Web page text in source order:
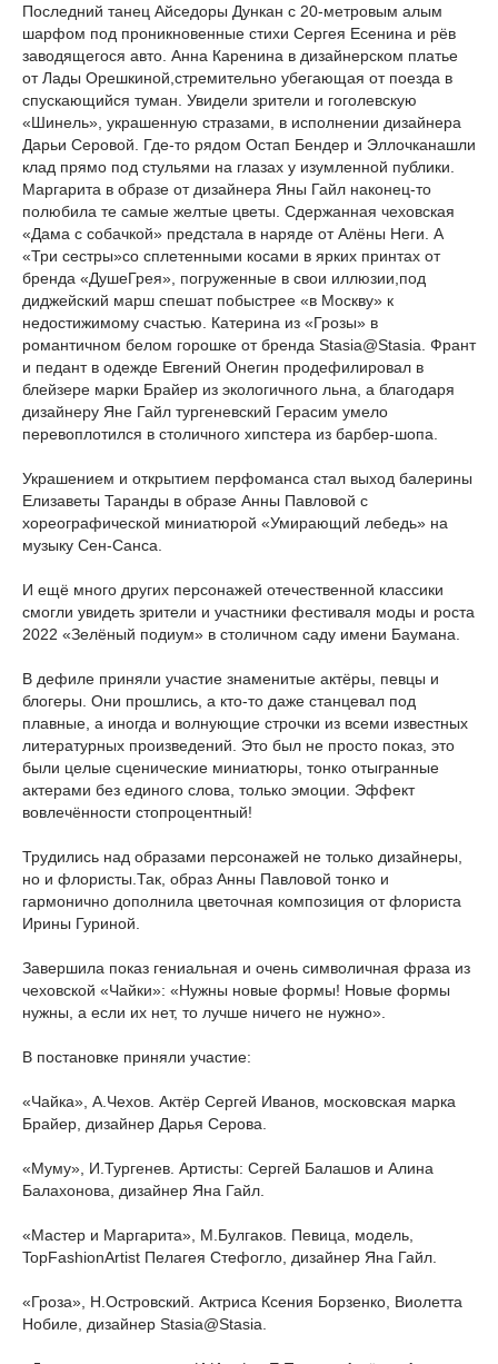
Последний танец Айседоры Дункан с 20-метровым алым
шарфом под проникновенные стихи Сергея Есенина и рёв
заводящегося авто. Анна Каренина в дизайнерском платье
от Лады Орешкиной,стремительно убегающая от поезда в
спускающийся туман. Увидели зрители и гоголевскую
«Шинель», украшенную стразами, в исполнении дизайнера
Дарьи Серовой. Где-то рядом Остап Бендер и Эллочканашли
клад прямо под стульями на глазах у изумленной публики.
Маргарита в образе от дизайнера Яны Гайл наконец-то
полюбила те самые желтые цветы. Сдержанная чеховская
«Дама с собачкой» предстала в наряде от Алёны Неги. А
«Три сестры»со сплетенными косами в ярких принтах от
бренда «ДушеГрея», погруженные в свои иллюзии,под
диджейский марш спешат побыстрее «в Москву» к
недостижимому счастью. Катерина из «Грозы» в
романтичном белом горошке от бренда Stasia@Stasia. Франт
и педант в одежде Евгений Онегин продефилировал в
блейзере марки Брайер из экологичного льна, а благодаря
дизайнеру Яне Гайл тургеневский Герасим умело
перевоплотился в столичного хипстера из барбер-шопа.
Украшением и открытием перфоманса стал выход балерины
Елизаветы Таранды в образе Анны Павловой с
хореографической миниатюрой «Умирающий лебедь» на
музыку Сен-Санса.
И ещё много других персонажей отечественной классики
смогли увидеть зрители и участники фестиваля моды и роста
2022 «Зелёный подиум» в столичном саду имени Баумана.
В дефиле приняли участие знаменитые актёры, певцы и
блогеры. Они прошлись, а кто-то даже станцевал под
плавные, а иногда и волнующие строчки из всеми известных
литературных произведений. Это был не просто показ, это
были целые сценические миниатюры, тонко отыгранные
актерами без единого слова, только эмоции. Эффект
вовлечённости стопроцентный!
Трудились над образами персонажей не только дизайнеры,
но и флористы.Так, образ Анны Павловой тонко и
гармонично дополнила цветочная композиция от флориста
Ирины Гуриной.
Завершила показ гениальная и очень символичная фраза из
чеховской «Чайки»: «Нужны новые формы! Новые формы
нужны, а если их нет, то лучше ничего не нужно».
В постановке приняли участие:
«Чайка», А.Чехов. Актёр Сергей Иванов, московская марка
Брайер, дизайнер Дарья Серова.
«Муму», И.Тургенев. Артисты: Сергей Балашов и Алина
Балахонова, дизайнер Яна Гайл.
«Мастер и Маргарита», М.Булгаков. Певица, модель,
TopFashionArtist Пелагея Стефогло, дизайнер Яна Гайл.
«Гроза», Н.Островский. Актриса Ксения Борзенко, Виолетта
Нобиле, дизайнер Stasia@Stasia.